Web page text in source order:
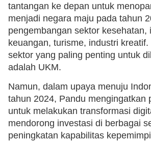
tantangan ke depan untuk
menjadi negara maju pada tahun
pengembangan sektor kesehatan,
keuangan, turisme, industri
sektor yang paling penting untuk
adalah UKM.
Namun, dalam upaya menuju
tahun 2024, Pandu mengingatkan
untuk melakukan transformasi
mendorong investasi di berbagai
peningkatan kapabilitas